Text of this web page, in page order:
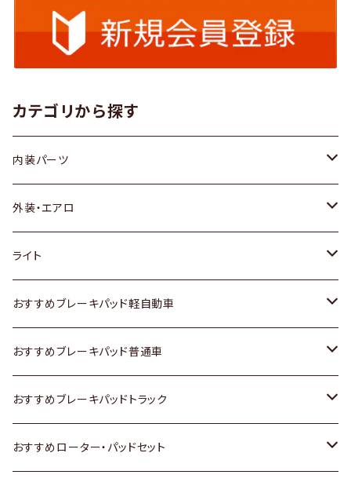
カテゴリから探す
内装パーツ
トヨタ
ホンダ
スズキ
日産
いすゞ
ダイハツ
外装・エアロ
トヨタ
ホンダ
スズキ
日産
いすゞ
ライト
トヨタ
スズキ
日産
いすゞ
おすすめブレーキパッド軽自動車
トヨタ
ホンダ
スズキ
おすすめブレーキパッド普通車
トヨタ
ホンダ
おすすめブレーキパッドトラック
トヨタ
おすすめローター・パッドセット